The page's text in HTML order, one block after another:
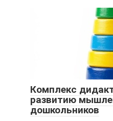
Комплекс
развитию
дошкольников